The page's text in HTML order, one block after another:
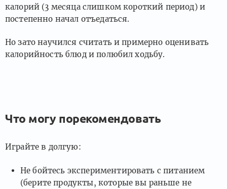
калорий (3 месяца слишком короткий период) и
постепенно начал отъедаться.
Но зато научился считать и примерно оценивать
калорийность блюд и полюбил ходьбу.
Что могу порекомендовать
Играйте в долгую:
Не бойтесь экспериментировать с питанием
(берите продукты, которые вы раньше не